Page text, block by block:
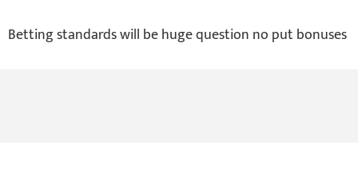
Betting standards will be huge question no put bonuses